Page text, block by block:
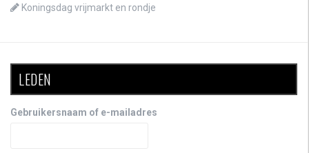
Koningsdag vrijmarkt en rondje
LEDEN
Gebruikersnaam of e-mailadres